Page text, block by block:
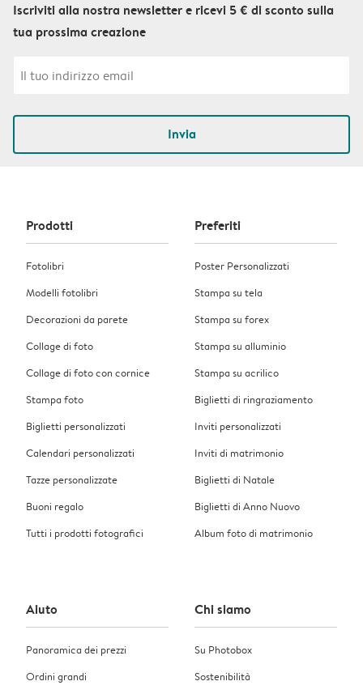
Iscriviti alla nostra newsletter e ricevi 5 € di sconto sulla
tua prossima creazione
Invia
Prodotti
Fotolibri
Modelli fotolibri
Decorazioni da parete
Collage di foto
Collage di foto con cornice
Stampa foto
Biglietti personalizzati
Calendari personalizzati
Tazze personalizzate
Buoni regalo
Tutti i prodotti fotografici
Preferiti
Poster Personalizzati
Stampa su tela
Stampa su forex
Stampa su alluminio
Stampa su acrilico
Biglietti di ringraziamento
Inviti personalizzati
Inviti di matrimonio
Biglietti di Natale
Biglietti di Anno Nuovo
Album foto di matrimonio
Aiuto
Panoramica dei prezzi
Ordini grandi
Chi siamo
Su Photobox
Sostenibilità